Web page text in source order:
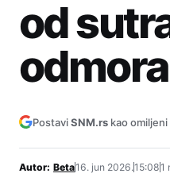
od
PostaviSNM.rs kao
Autor: Beta16. jun 2026.15:081